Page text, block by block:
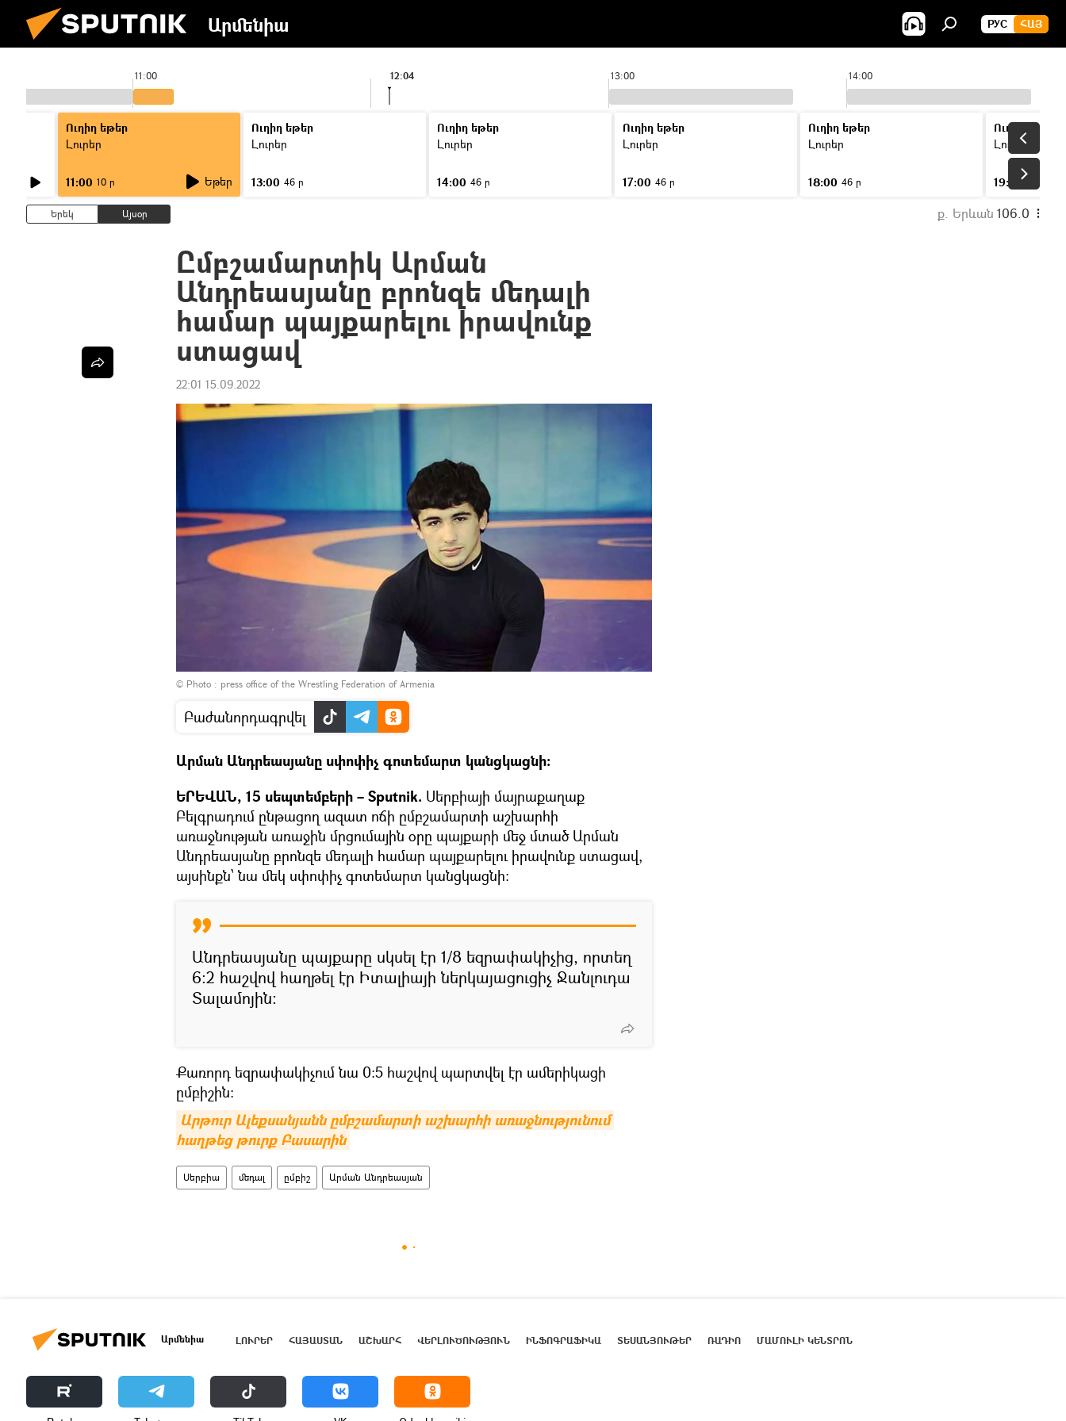
Արմենիա РУС ՀԱՅ
11:00 13:00 14:00
12:04
Ուղիղ եթեր
Լուրեր
11:00 10 ր Եթեր
Ուղիղ եթեր
Լուրեր
13:00 46 ր
Ուղիղ եթեր
Լուրեր
14:00 46 ր
Ուղիղ եթեր
Լուրեր
17:00 46 ր
Ուղիղ եթեր
Լուրեր
18:00 46 ր
Ուղիղ եթեր
Լուրեր
19:00
Երեկ Այսօր ք. Երևան 106.0
Ըմբշամարտիկ Արման
Անդրեասյանը բրոնզե մեդալի
համար պայքարելու իրավունք
ստացավ
22:01 15.09.2022
© Photo : press office of the Wrestling Federation of Armenia
Բաժանորդագրվել
Արման Անդրեասյանը սփոփիչ գոտեմարտ կանցկացնի։
ԵՐԵՎԱՆ, 15 սեպտեմբերի – Sputnik. Սերբիայի մայրաքաղաք
Բելգրադում ընթացող ազատ ոճի ըմբշամարտի աշխարհի
առաջնության առաջին մրցումային օրը պայքարի մեջ մտած Արման
Անդրեասյանը բրոնզե մեդալի համար պայքարելու իրավունք ստացավ,
այսինքն՝ նա մեկ սփոփիչ գոտեմարտ կանցկացնի։
Անդրեասյանը պայքարը սկսել էր 1/8 եզրափակիչից, որտեղ
6:2 հաշվով հաղթել էր Իտալիայի ներկայացուցիչ Ջանլուդա
Տալամոյին։
Քառորդ եզրափակիչում նա 0:5 հաշվով պարտվել էր ամերիկացի
ըմբիշին։
Արթուր Ալեքսանյանն ըմբշամարտի աշխարհի առաջնությունում
հաղթեց թուրք Բասարին
Սերբիա մեդալ ըմբիշ Արման Անդրեասյան
Արմենիա ԼՈՒՐԵՐ ՀԱՅԱՍՏԱՆ ԱՇԽԱՐՀ ՎԵՐԼՈՒԾՈՒԹՅՈՒՆ ԻՆՖՈԳՐԱՖԻԿԱ ՏԵՍԱՆՅՈՒԹԵՐ ՌԱԴԻՈ ՄԱՄՈՒԼԻ ԿԵՆՏՐՈՆ